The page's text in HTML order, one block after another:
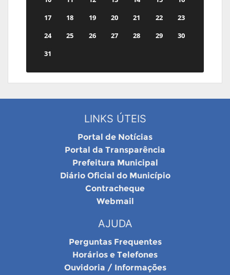
17
18 19 20 21 22
23
24
25 26 27 28 29
30
31
LINKS ÚTEIS
Portal de Notícias
Portal da Transparência
Prefeitura Municipal
Diário Oficial do Município
Contracheque
Webmail
AJUDA
Perguntas Frequentes
Horários e Telefones
Ouvidoria / Informações